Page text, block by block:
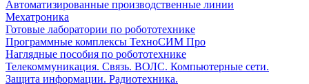
Автоматизированные производственные линии
Мехатроника
Готовые лаборатории по робототехнике
Программные комплексы ТехноСИМ Про
Наглядные пособия по робототехнике
Телекоммуникация. Связь. ВОЛС. Компьютерные сети.
Защита информации. Радиотехника.